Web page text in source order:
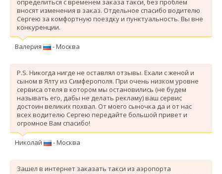
вносят изменения в заказ. Отдельное спасибо водителю
Сергею за комфортную поездку и пунктуальность. Вы вне
конкуренции.
Валерия - Москва
P.S. Никогда нигде не оставлял отзывы. Ехали с женой и
сыном в Ялту из Симферополя. При очень низком уровне
сервиса отеля в котором мы остановились (не будем
называть его, дабы не делать рекламу) ваш сервис
достоин великих похвал. От моего сыночка да и от нас
всех водителю Сергею передайте большой привет и
огромное Вам спасибо!
Николай - Москва
Зашел в интернет заказать такси из аэропорта